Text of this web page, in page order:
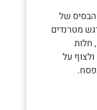
הבסיס של
מטרנדים
חלות
על